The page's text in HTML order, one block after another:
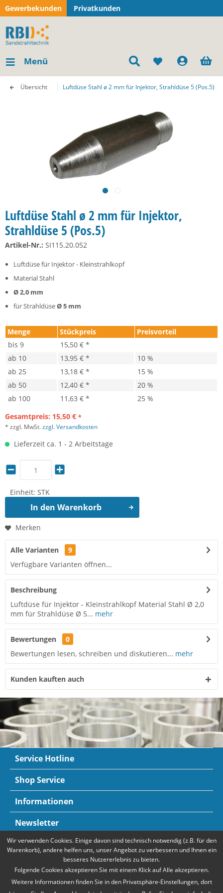
Gewerbekunden Privatkunden
Menü
Übersicht Luftdüse Stahl ø 2 mm für Injektor, Strahldüse 5 (Pos.5)
Luftdüse Stahl ø 2 mm für Injektor,
Strahldüse 5 (Pos.5)
Artikel-Nr.: SI115.20.052
Luftdüse für Injektor - Kleinstrahlkopf
Material Stahl
Ø 2,0 mm
für StrahldüseØ 5 mm
Menge Stückpreis
Preisvorteil
bis 9
15,50 € *
ab 10 13,95 € *
10 %
ab 25 13,18 € *
15 %
ab 50 12,40 € *
20 %
ab 100 11,63 € *
25 %
Gesamtpreis: 15,50 € *
* zzgl. MwSt.zzgl. Versandkosten
Lieferzeit ca. 1 - 2 Arbeitstage
Einheit: STK
In den Warenkorb
Merken
Alle Varianten
9
Verfügbare Varianten öffnen...
Beschreibung
Luftdüse für Injektor - Kleinstrahlkopf Material Stahl Ø 2,0
mm für Strahldüse Ø 5... mehr
Bewertungen
0
Bewertungen lesen, schreiben und diskutieren... mehr
Kunden kauften auch
Service Hotline
Shop Service
Informationen
Newsletter
Zahlungsarten Mehr Informationen
Wir verwenden Cookies. Einige davon sind technisch notwendig (z.B. für den
Warenkorb), andere helfen uns, unser Angebot zu verbessern und Ihnen ein
besseres Nutzererlebnis zu bieten.
Folgende Cookies akzeptieren Sie mit einem Klick auf Alle akzeptieren.
Weitere Informationen finden Sie in den Privatsphäre-Einstellungen, dort